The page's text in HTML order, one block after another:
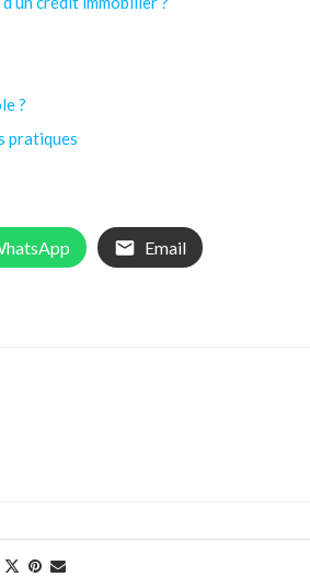
?
pratiques
Email